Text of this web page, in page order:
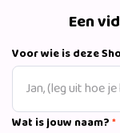
Een
Voor wie is deze
Wat is jouw naam?*